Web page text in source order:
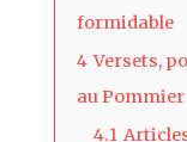
formidable
4 Versets,
au Pommier
4.1